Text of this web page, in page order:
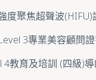
度聚焦超聲波(HIFU)
3專業美容顧問
4教育及培訓 (四級)